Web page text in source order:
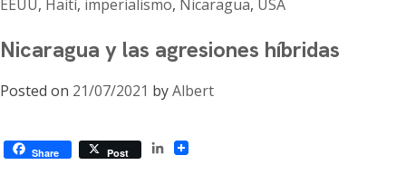
EEUU, Haití, imperialismo, Nicaragua, USA
Nicaragua y las agresiones híbridas
Posted on 21/07/2021 byAlbert
Share Post
LinkedIn